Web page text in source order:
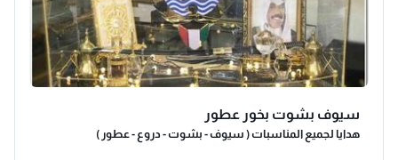
سيوف بشوت بخور عطور
هدايا لجميع المناسبات ( سيوف - بشوت - دروع - عطور )